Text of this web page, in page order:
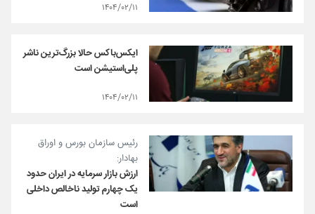
۱۴۰۴/۰۲/۱۱
ایکس‌باکس حالا بزرگ‌ترین ناشر
پلی‌استیشن است
۱۴۰۴/۰۲/۱۱
رئیس سازمان بورس و اوراق
بهادار:
ارزش بازار سرمایه در ایران حدود
یک‌ چهارم تولید ناخالص داخلی
است